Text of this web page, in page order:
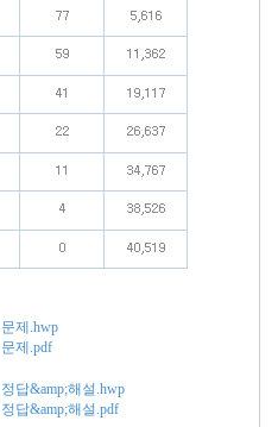
제.hwp
제.pdf
답&amp;해설.hwp
답&amp;해설.pdf